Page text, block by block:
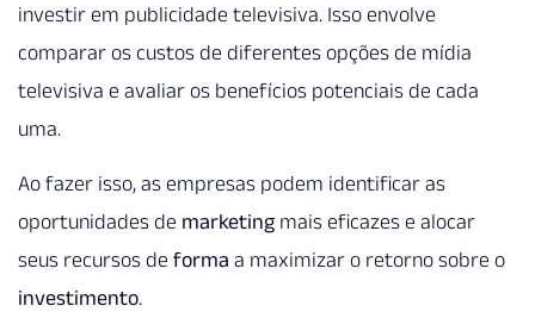
investir em publicidade televisiva. Isso envolve
comparar os custos de diferentes opções de mídia
televisiva e avaliar os benefícios potenciais de cada
uma.
Ao fazer isso, as empresas podem identificar as
oportunidades de marketingmais eficazes e alocar
seus recursos de forma a maximizar o retorno sobre o
investimento.